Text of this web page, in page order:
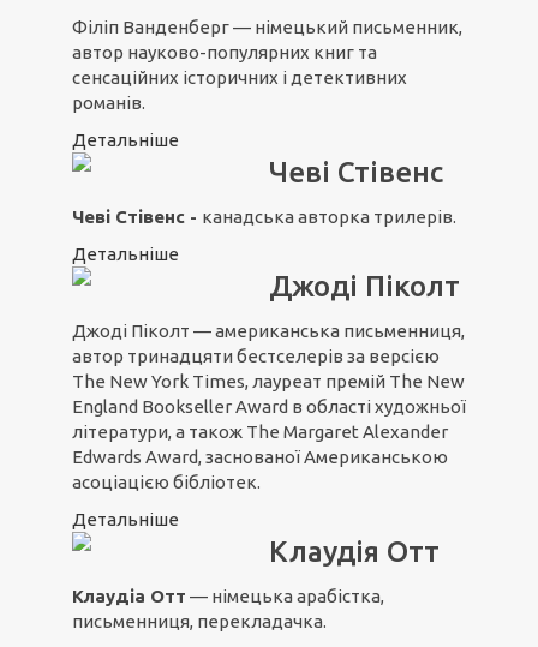
Філіп Ванденберг — німецький письменник,
автор науково-популярних книг та
сенсаційних історичних і детективних
романів.
Детальніше
Чеві Стівенс
Чеві Стівенс - канадська авторка трилерів.
Детальніше
Джоді Піколт
Джоді Піколт — американська письменниця,
автор тринадцяти бестселерів за версією
The New York Times, лауреат премій The New
England Bookseller Award в області художньої
літератури, а також The Margaret Alexander
Edwards Award, заснованої Американською
асоціацією бібліотек.
Детальніше
Клаудія Отт
Клаудіа Отт — німецька арабістка,
письменниця, перекладачка.